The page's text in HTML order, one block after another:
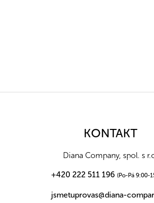
KONTAKT
Diana Company, spol. s
+420 222 511 196 (Po-Pá 9:00-
jsmetuprovas@diana-